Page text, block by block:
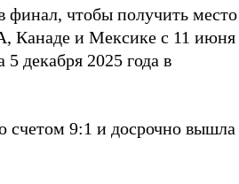
финал, чтобы получить место
Канаде и Мексике с 11 июня
декабря 2025 года в
счетом 9:1 и досрочно вышла